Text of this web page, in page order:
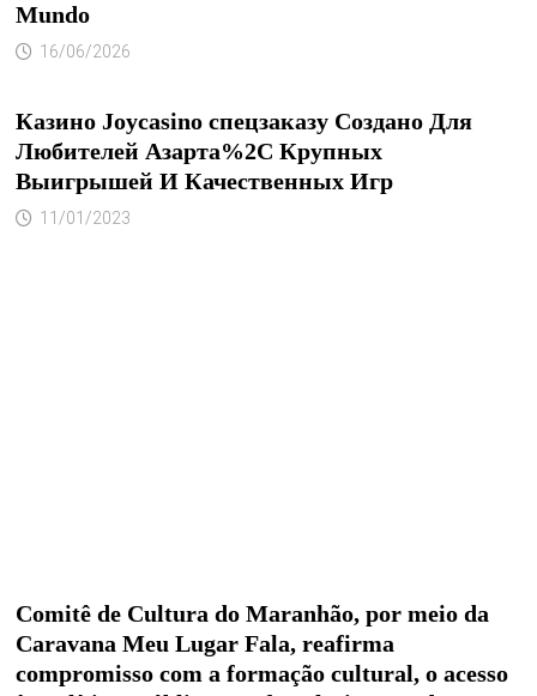
Mundo
16/06/2026
Казино Joycasino спецзаказу Создано Для
Любителей Азарта%2C Крупных
Выигрышей И Качественных Игр
11/01/2023
Comitê de Cultura do Maranhão, por meio da
Caravana Meu Lugar Fala, reafirma
compromisso com a formação cultural, o acesso